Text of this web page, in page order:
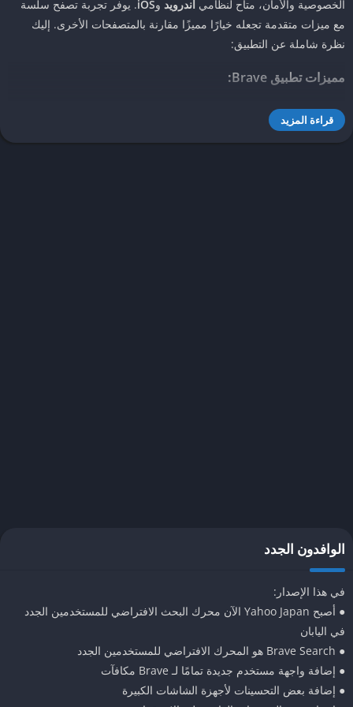
الخصوصية والأمان، متاح لنظامي أندرويد وiOS. يوفر تجربة تصفح سلسة
مع ميزات متقدمة تجعله خيارًا مميزًا مقارنة بالمتصفحات الأخرى. إليك
نظرة شاملة عن التطبيق:
مميزات تطبيق Brave :
حماية الخصوصية
يحظر الإعلانات المزعجة تلقائيًا، مما يقلل من النوافذ المنبثقة ويمنع
ويوفر نتائج دقيقة.
يقلل الاعتماد على محركات البحث التقليدية التي تجمع البيانات.
ميزات إضافية:
وترجمة النصوص بسرعة.
إمكانية تشغيل مقاطع فيديو (مثل يوتيوب) في الخلفية بعد تفعيل
الخيار من الإعدادات.
قراءة المزيد
الوافدون الجدد
في هذا الإصدار:
● أصبح Yahoo Japan الآن محرك البحث الافتراضي للمستخدمين الجدد
في اليابان
● Brave Search هو المحرك الافتراضي للمستخدمين الجدد
● إضافة واجهة مستخدم جديدة تمامًا لـ Brave مكافآت
● إضافة بعض التحسينات لأجهزة الشاشات الكبيرة